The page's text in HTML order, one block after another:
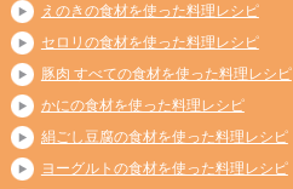
えのきの食材を使った料理レシピ
セロリの食材を使った料理レシピ
豚肉 すべての食材を使った料理レシピ
かにの食材を使った料理レシピ
絹ごし豆腐の食材を使った料理レシピ
ヨーグルトの食材を使った料理レシピ